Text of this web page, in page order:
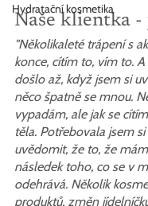
Hydratační kosmetika
Naše klientka
"Několikaleté trápení s
konce, cítím to, vím to.
došlo až, když jsem si
něco špatně se mnou.
vypadám, ale jak se
těla. Potřebovala jsem
uvědomit, že to, že
následek toho, co se v
odehrává. Několik
produktů, změn